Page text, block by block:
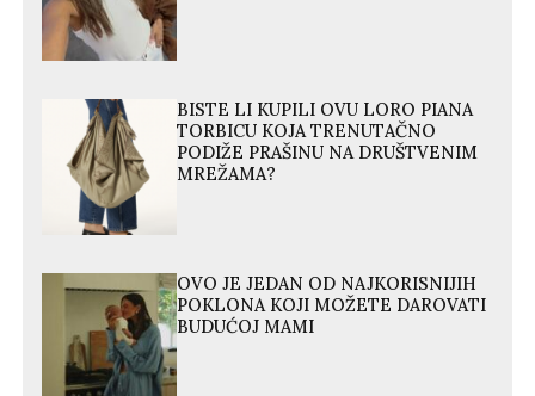
BISTE LI KUPILI OVU LORO PIANA
TORBICU KOJA TRENUTAČNO
PODIŽE PRAŠINU NA DRUŠTVENIM
MREŽAMA?
OVO JE JEDAN OD NAJKORISNIJIH
POKLONA KOJI MOŽETE DAROVATI
BUDUĆOJ MAMI